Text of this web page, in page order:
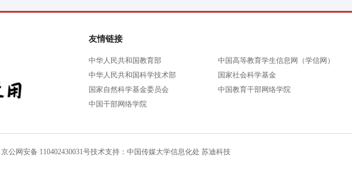
友情链接
中华人民共和国教育部
中国高等教育学生信息网（学信网）
中华人民共和国科学技术部
国家社会科学基金
国家自然科学基金委员会
中国教育干部网络学院
中国干部网络学院
京公网安备 110402430031号技术支持：中国传媒大学信息化处 苏迪科技